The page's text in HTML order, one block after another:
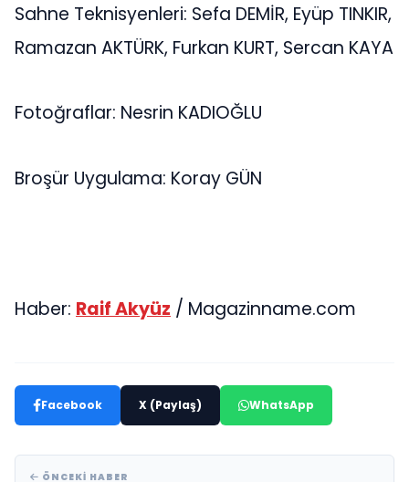
Sahne Teknisyenleri: Sefa DEMİR, Eyüp TINKIR,
Ramazan AKTÜRK, Furkan KURT, Sercan KAYA
Fotoğraflar: Nesrin KADIOĞLU
Broşür Uygulama: Koray GÜN
Haber: Raif Akyüz / Magazinname.com
Facebook X (Paylaş) WhatsApp
ÖNCEKI HABER